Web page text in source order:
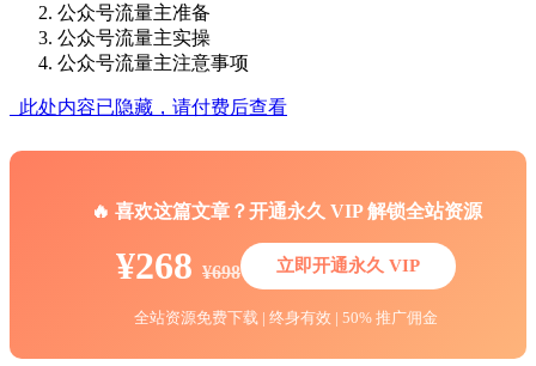
公众号流量主准备
公众号流量主实操
公众号流量主注意事项
此处内容已隐藏，请付费后查看
🔥 喜欢这篇文章？开通永久 VIP 解锁全站资源
¥268 ¥698 立即开通永久 VIP
全站资源免费下载 | 终身有效 | 50% 推广佣金